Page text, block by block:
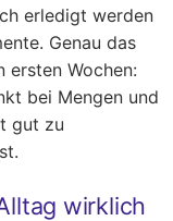
erledigt werden
Genau das
Wochen:
bei Mengen und
gut zu
wirklich